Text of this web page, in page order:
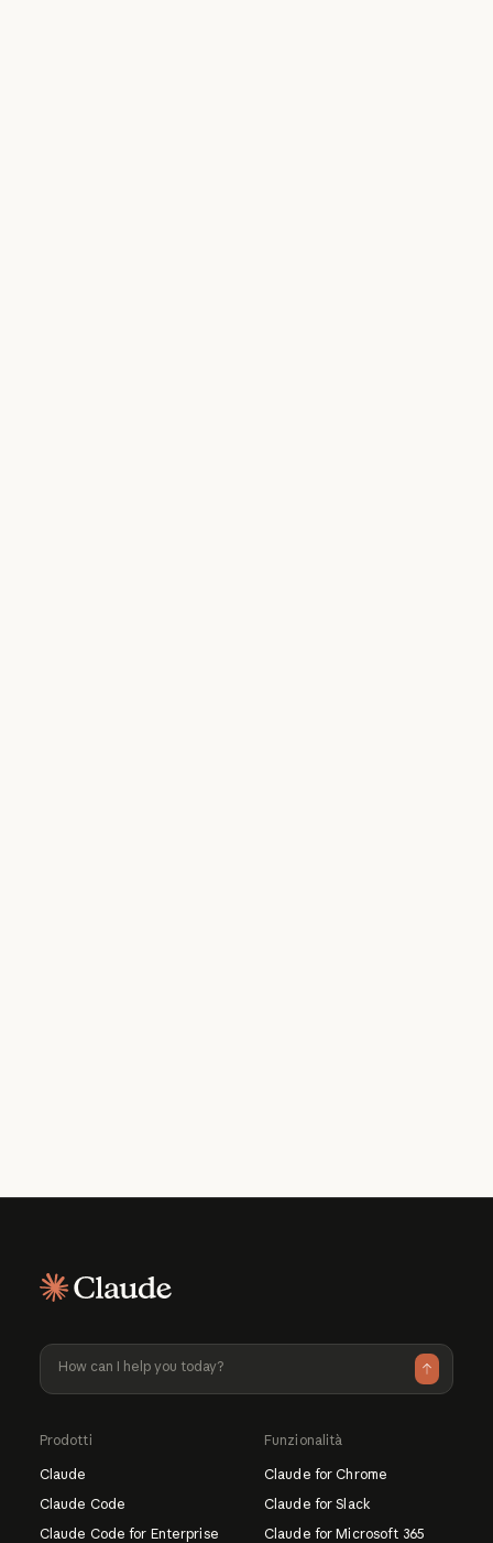
Prodotti
Claude
Claude Code
Claude Code for Enterprise
Funzionalità
Claude for Chrome
Claude for Slack
Claude for Microsoft 365